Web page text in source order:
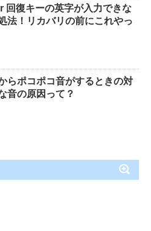
回復キーの英字が入力できな
法！リカバリの前にこれやっ
らポコポコ音がするときの対
音の原因って？